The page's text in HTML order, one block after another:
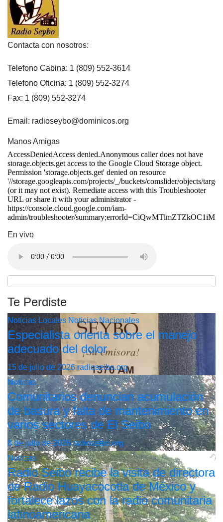
Contacta con nosotros:
Telefono Cabina: 1 (809) 552-3614
Telefono Oficina: 1 (809) 552-3274
Fax: 1 (809) 552-3274
Email: radioseybo@dominicos.org
Manos Amigas
En vivo
Te Perdiste
Noticias Locales Noticias Nacionales
Especialista orienta sobre el manejo
adecuado del dolor
15 de julio de 2026radioseibo.org
Noticias
Comunitarios denuncian acumulación
de basura y falta de mantenimiento en
varios sectores de El Seibo
8 de julio de 2026radioseibo.org
Noticias
Radio Seibo recibe la visita de directora
de Radio Huayacocotla de México y
fortalece lazos con la radio comunitaria
latinoamericana